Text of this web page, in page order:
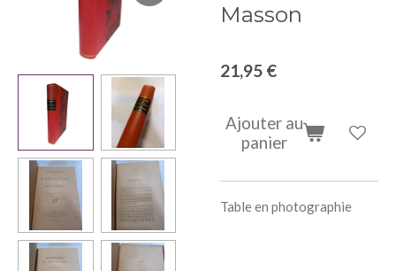
Masson
21,95 €
Ajouter au
panier
Table en photographie